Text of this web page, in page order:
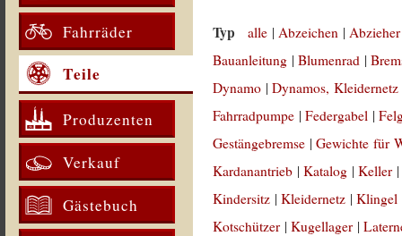
Fahrräder
Teile
Produzenten
Verkauf
Gästebuch
Typ alle |Abzeichen |
Bauanleitung |Blumenrad |
Dynamo |Dynamos, Kleidernetz
Fahrradpumpe |Federgabel |
Gestängebremse |Gewichte für
Kardanantrieb |Katalog |Keller
Kindersitz |Kleidernetz |Klingel
Kotschützer |Kugellager |